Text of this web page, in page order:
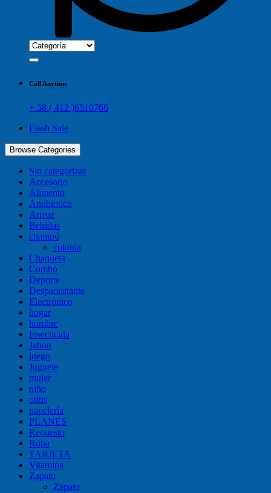
Call Anytime
+ 58 ( 412 )6510766
Flash Sale
Browse Categories
Sin categorizar
Accesorio
Alimento
Antibiotico
Arrroz
Bebidas
champú
colonia
Chaqueta
Combo
Deporte
Desparasitante
Electrónico
hogar
hombre
Insecticida
Jabon
juego
Juguete
mujer
niño
otitis
papelería
PLANES
Repuesto
Ropa
TARJETA
Vitamina
Zapato
Zapato